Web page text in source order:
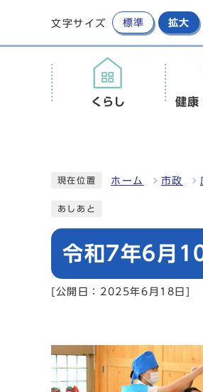
文字サイズ 標準 拡大
くらし 健康
現在位置 ホーム 市政
あしあと
令和7年6月
[公開日：2025年6月18日]